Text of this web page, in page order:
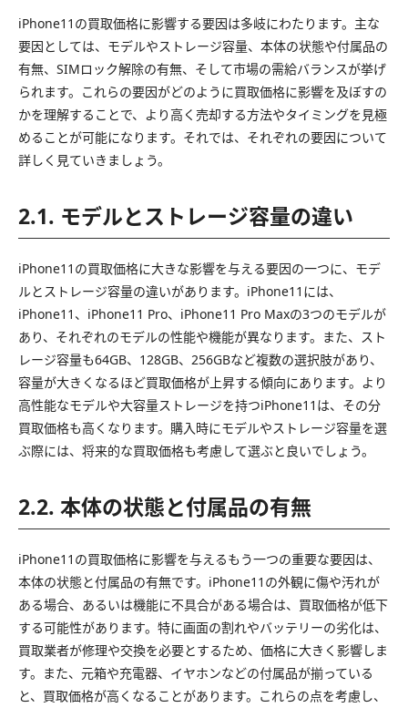
iPhone11の買取価格に影響する要因は多岐にわたります。主な
要因としては、モデルやストレージ容量、本体の状態や付属品の
有無、SIMロック解除の有無、そして市場の需給バランスが挙げ
られます。これらの要因がどのように買取価格に影響を及ぼすの
かを理解することで、より高く売却する方法やタイミングを見極
めることが可能になります。それでは、それぞれの要因について
詳しく見ていきましょう。
2.1. モデルとストレージ容量の違い
iPhone11の買取価格に大きな影響を与える要因の一つに、モデ
ルとストレージ容量の違いがあります。iPhone11には、
iPhone11、iPhone11 Pro、iPhone11 Pro Maxの3つのモデルが
あり、それぞれのモデルの性能や機能が異なります。また、スト
レージ容量も64GB、128GB、256GBなど複数の選択肢があり、
容量が大きくなるほど買取価格が上昇する傾向にあります。より
高性能なモデルや大容量ストレージを持つiPhone11は、その分
買取価格も高くなります。購入時にモデルやストレージ容量を選
ぶ際には、将来的な買取価格も考慮して選ぶと良いでしょう。
2.2. 本体の状態と付属品の有無
iPhone11の買取価格に影響を与えるもう一つの重要な要因は、
本体の状態と付属品の有無です。iPhone11の外観に傷や汚れが
ある場合、あるいは機能に不具合がある場合は、買取価格が低下
する可能性があります。特に画面の割れやバッテリーの劣化は、
買取業者が修理や交換を必要とするため、価格に大きく影響しま
す。また、元箱や充電器、イヤホンなどの付属品が揃っている
と、買取価格が高くなることがあります。これらの点を考慮し、